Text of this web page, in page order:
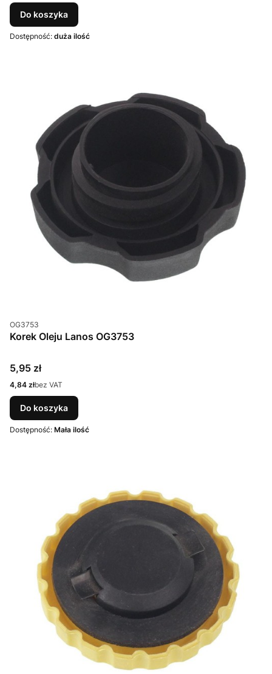
Do koszyka
Dostępność: duża ilość
Kod produktu
OG3753
Korek Oleju Lanos OG3753
Cena
5,95 zł
Cena
4,84 złbez VAT
Do koszyka
Dostępność: Mała ilość